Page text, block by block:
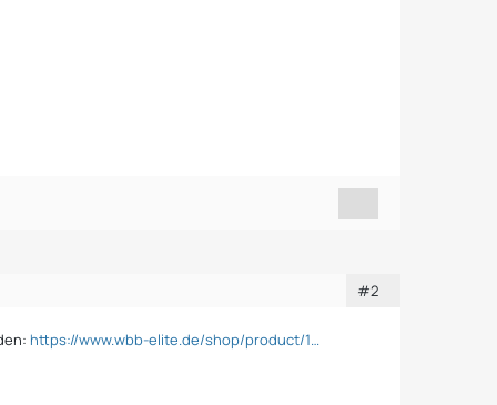
#2
https://www.wbb-elite.de/shop/product/1…